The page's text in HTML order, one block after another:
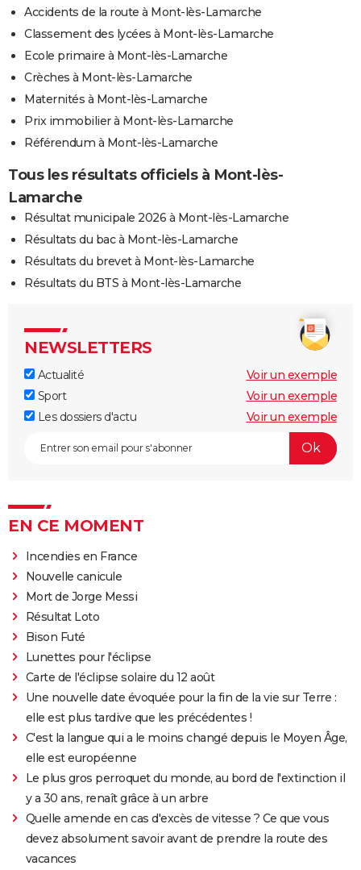
Accidents de la route à Mont-lès-Lamarche
Classement des lycées à Mont-lès-Lamarche
Ecole primaire à Mont-lès-Lamarche
Crèches à Mont-lès-Lamarche
Maternités à Mont-lès-Lamarche
Prix immobilier à Mont-lès-Lamarche
Référendum à Mont-lès-Lamarche
Tous les résultats officiels à Mont-lès-
Lamarche
Résultat municipale 2026 à Mont-lès-Lamarche
Résultats du bac à Mont-lès-Lamarche
Résultats du brevet à Mont-lès-Lamarche
Résultats du BTS à Mont-lès-Lamarche
NEWSLETTERS
Actualité
Voir un exemple
Sport
Voir un exemple
Les dossiers d'actu
Voir un exemple
EN CE MOMENT
Incendies en France
Nouvelle canicule
Mort de Jorge Messi
Résultat Loto
Bison Futé
Lunettes pour l'éclipse
Carte de l'éclipse solaire du 12 août
Une nouvelle date évoquée pour la fin de la vie sur Terre :
elle est plus tardive que les précédentes !
C'est la langue qui a le moins changé depuis le Moyen Âge,
elle est européenne
Le plus gros perroquet du monde, au bord de l'extinction il
y a 30 ans, renaît grâce à un arbre
Quelle amende en cas d'excès de vitesse ? Ce que vous
devez absolument savoir avant de prendre la route des
vacances